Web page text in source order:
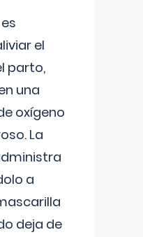
el
parto,
una
oxígeno
La
a
deja de